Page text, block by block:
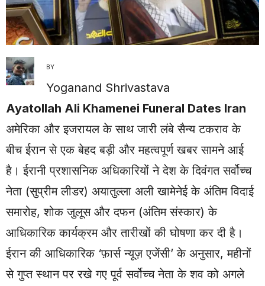
BY
Yoganand Shrivastava
Ayatollah Ali Khamenei Funeral Dates Iran
अमेरिका और इजरायल के साथ जारी लंबे सैन्य टकराव के
बीच ईरान से एक बेहद बड़ी और महत्वपूर्ण खबर सामने आई
है। ईरानी प्रशासनिक अधिकारियों ने देश के दिवंगत सर्वोच्च
नेता (सुप्रीम लीडर) अयातुल्ला अली खामेनेई के अंतिम विदाई
समारोह, शोक जुलूस और दफन (अंतिम संस्कार) के
आधिकारिक कार्यक्रम और तारीखों की घोषणा कर दी है।
ईरान की आधिकारिक ‘फ़ार्स न्यूज़ एजेंसी’ के अनुसार, महीनों
से गुप्त स्थान पर रखे गए पूर्व सर्वोच्च नेता के शव को अगले